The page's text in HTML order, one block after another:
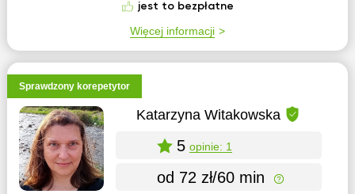
jest to bezpłatne
Więcej informacji
Sprawdzony korepetytor
Katarzyna Witakowska
5 opinie: 1
od 72 zł/60 min